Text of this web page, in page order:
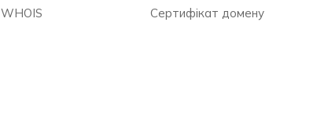
WHOIS
Сертифікат домену